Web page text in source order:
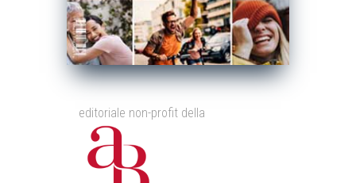
editoriale non-profit della